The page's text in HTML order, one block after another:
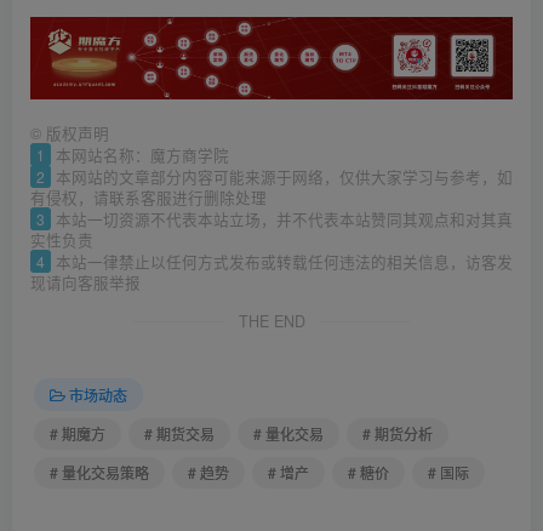
© 版权声明
1 本网站名称：魔方商学院
2
本网站的文章部分内容可能来源于网络，仅供大家学习与参考，如
有侵权，请联系客服进行删除处理
3
本站一切资源不代表本站立场，并不代表本站赞同其观点和对其真
实性负责
4
本站一律禁止以任何方式发布或转载任何违法的相关信息，访客发
现请向客服举报
THE END
市场动态
# 期魔方
# 期货交易 # 量化交易
# 期货分析
# 量化交易策略
# 趋势 # 增产 # 糖价 # 国际